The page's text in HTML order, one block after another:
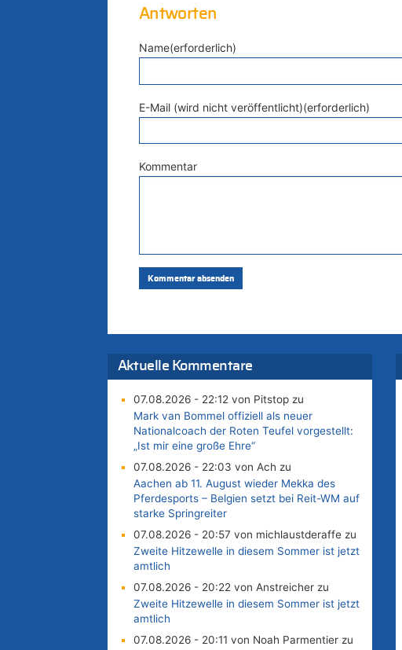
Antworten
Name(erforderlich)
E-Mail (wird nicht veröffentlicht)(erforderlich)
Kommentar
Aktuelle Kommentare
07.08.2026 - 22:12 von Pitstop zu
Mark van Bommel offiziell als neuer
Nationalcoach der Roten Teufel vorgestellt:
„Ist mir eine große Ehre“
07.08.2026 - 22:03 von Ach zu
Aachen ab 11. August wieder Mekka des
Pferdesports – Belgien setzt bei Reit-WM auf
starke Springreiter
07.08.2026 - 20:57 von michlaustderaffe zu
Zweite Hitzewelle in diesem Sommer ist jetzt
amtlich
07.08.2026 - 20:22 von Anstreicher zu
Zweite Hitzewelle in diesem Sommer ist jetzt
amtlich
07.08.2026 - 20:11 von Noah Parmentier zu